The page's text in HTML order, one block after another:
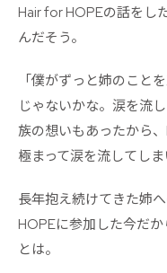
Hair for HOPEの話をし
んだそう。
「僕がずっと姉のこと
じゃないかな。涙を流
族の想いもあったから
極まって涙を流してしま
長年抱え続けてきた姉
HOPEに参加した今だ
とは。